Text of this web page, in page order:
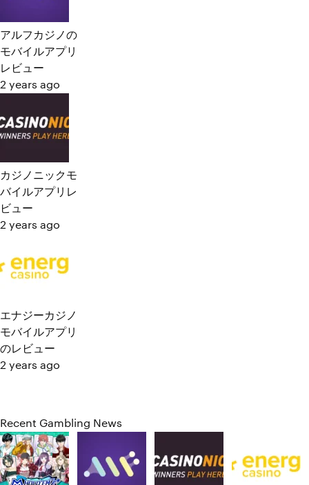
アルフカジノの
モバイルアプリ
レビュー
2 years ago
カジノニックモ
バイルアプリレ
ビュー
2 years ago
エナジーカジノ
モバイルアプリ
のレビュー
2 years ago
Recent Gambling News